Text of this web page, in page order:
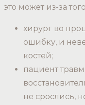
это может из-за
хирург во
ошибку, и
костей;
пациент
не срослись,